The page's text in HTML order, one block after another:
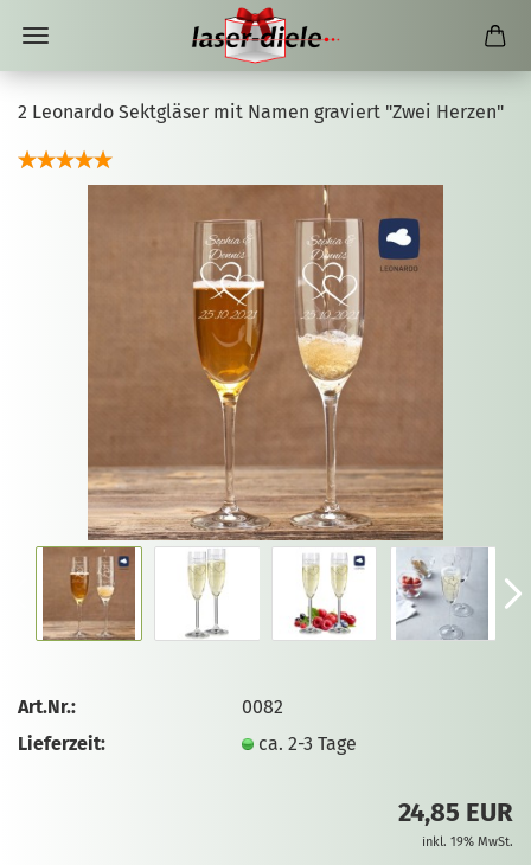
2 Leonardo Sektgläser mit Namen graviert "Zwei Herzen"
Art.Nr.:
0082
Lieferzeit:
ca. 2-3 Tage
24,85 EUR
inkl. 19% MwSt.